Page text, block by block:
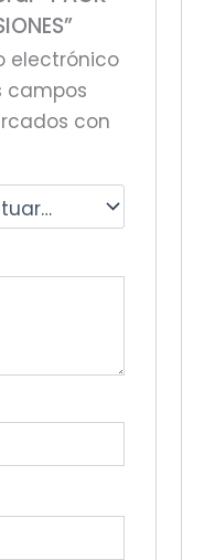
electrónico
campos
con